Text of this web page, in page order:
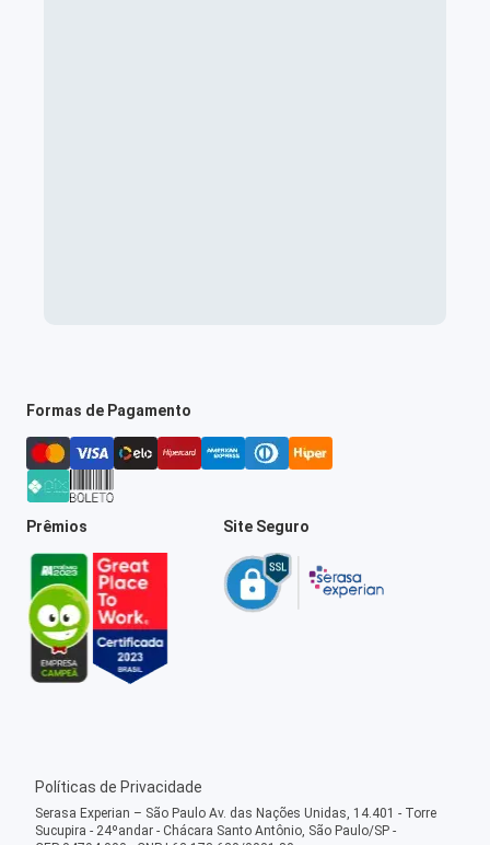
Formas de Pagamento
Prêmios Site Seguro
Políticas de Privacidade
Serasa Experian – São Paulo Av. das Nações Unidas, 14.401 - Torre
Sucupira - 24ºandar - Chácara Santo Antônio, São Paulo/SP -